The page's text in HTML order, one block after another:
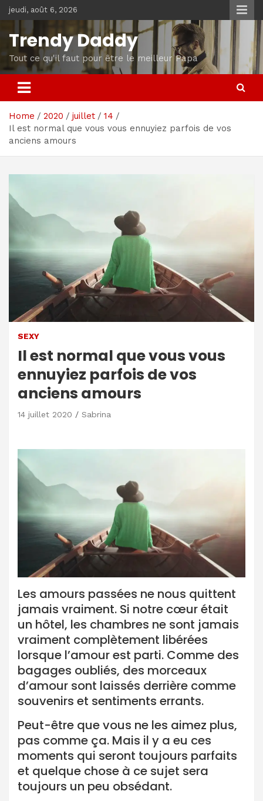
Skip
to
content
jeudi, août 6, 2026
Trendy Daddy
Tout ce qu'il faut pour être le meilleur Papa
Home 2020 juillet
14
Il est normal que vous vous ennuyiez parfois de vos
anciens amours
SEXY
Il est normal que vous vous
ennuyiez parfois de vos
anciens amours
14 juillet 2020 Sabrina
Les amours passées ne nous quittent
jamais vraiment. Si notre cœur était
un hôtel, les chambres ne sont jamais
vraiment complètement libérées
lorsque l’amour est parti. Comme des
bagages oubliés, des morceaux
d’amour sont laissés derrière comme
souvenirs et sentiments errants.
Peut-être que vous ne les aimez plus,
pas comme ça. Mais il y a eu ces
moments qui seront toujours parfaits
et quelque chose à ce sujet sera
toujours un peu obsédant.